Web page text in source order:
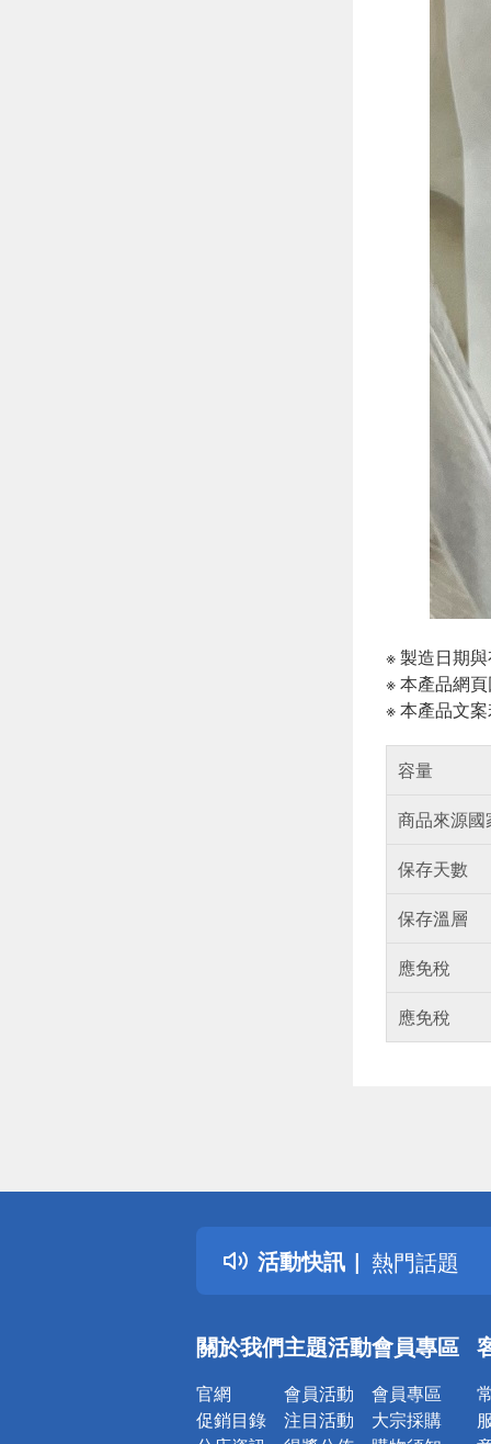
※ 製造日期
※ 本產品網
※ 本產品文
容量
商品來源國
保存天數
保存溫層
應免稅
應免稅
活動快訊
詐騙網頁！
得獎公告
熱門話題
銀行優惠
詐騙網頁！
關於我們
官網
促銷目錄
主題活動
會員活動
注目活動
會員專區
會員專區
大宗採購